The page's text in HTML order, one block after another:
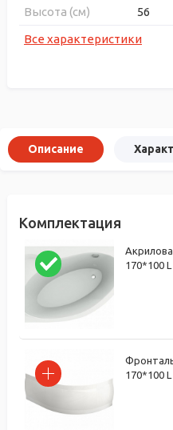
Высота (см)
56
Все характеристики
Описание
Комплектация
170*100 L
170*100 L